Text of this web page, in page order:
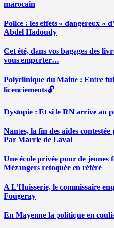
marocain
Police : les effets « dangereux »
Abdel Hadoudy
Cet été, dans vos bagages des
vous emporter…
Polyclinique du Maine : Entre
licenciements🔓
Dystopie : Et si le RN arrive au
Nantes, la fin des aides
Par Marrie de Laval
Une école privée pour de jeunes
Mézangers retoquée en référé
A L’Huisserie, le commissaire
Fougeray
En Mayenne la politique en